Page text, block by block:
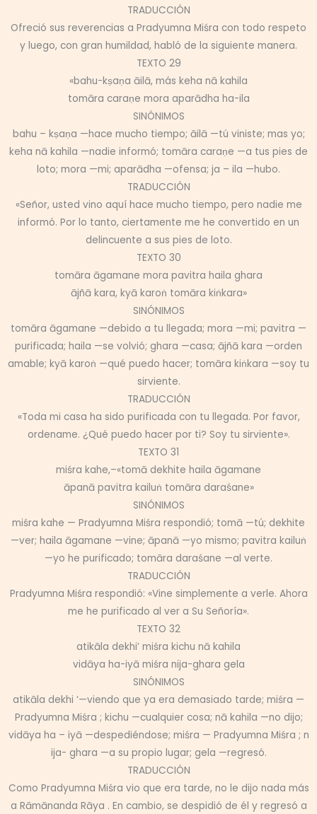
TRADUCCIÓN
Ofreció sus reverencias a Pradyumna Miśra con todo respeto
y luego, con gran humildad, habló de la siguiente manera.
TEXTO 29
«bahu-kṣaṇa āilā, más keha nā kahila
tomāra caraṇe mora aparādha ha-ila
SINÓNIMOS
bahu – kṣaṇa —hace mucho tiempo; āilā —tú viniste; mas yo;
keha nā kahila —nadie informó; tomāra caraṇe —a tus pies de
loto; mora —mi; aparādha —ofensa; ja – ila —hubo.
TRADUCCIÓN
«Señor, usted vino aquí hace mucho tiempo, pero nadie me
informó. Por lo tanto, ciertamente me he convertido en un
delincuente a sus pies de loto.
TEXTO 30
tomāra āgamane mora pavitra haila ghara
ājñā kara, kyā karoṅ tomāra kiṅkara»
SINÓNIMOS
tomāra āgamane —debido a tu llegada; mora —mi; pavitra —
purificada; haila —se volvió; ghara —casa; ājñā kara —orden
amable; kyā karoṅ —qué puedo hacer; tomāra kiṅkara —soy tu
sirviente.
TRADUCCIÓN
«Toda mi casa ha sido purificada con tu llegada. Por favor,
ordename. ¿Qué puedo hacer por ti? Soy tu sirviente».
TEXTO 31
miśra kahe,–«tomā dekhite haila āgamane
āpanā pavitra kailuṅ tomāra daraśane»
SINÓNIMOS
miśra kahe — Pradyumna Miśra respondió; tomā —tú; dekhite
—ver; haila āgamane —vine; āpanā —yo mismo; pavitra kailuṅ
—yo he purificado; tomāra daraśane —al verte.
TRADUCCIÓN
Pradyumna Miśra respondió: «Vine simplemente a verle. Ahora
me he purificado al ver a Su Señoría».
TEXTO 32
atikāla dekhi’ miśra kichu nā kahila
vidāya ha-iyā miśra nija-ghara gela
SINÓNIMOS
atikāla dekhi ‘—viendo que ya era demasiado tarde; miśra —
Pradyumna Miśra ; kichu —cualquier cosa; nā kahila —no dijo;
vidāya ha – iyā —despediéndose; miśra — Pradyumna Miśra ; n
ija- ghara —a su propio lugar; gela —regresó.
TRADUCCIÓN
Como Pradyumna Miśra vio que era tarde, no le dijo nada más
a Rāmānanda Rāya . En cambio, se despidió de él y regresó a